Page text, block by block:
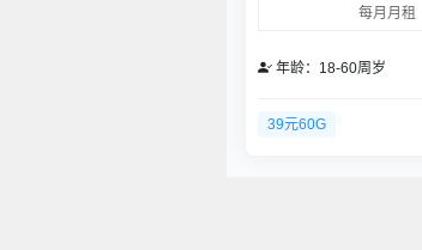
每月月租
年龄：18-60周岁
39元60G